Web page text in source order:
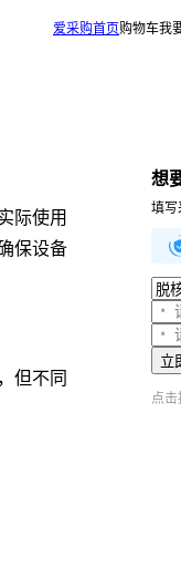
爱采购首页购物车我
际使用
保设备
但不同
想
填写
立
点击